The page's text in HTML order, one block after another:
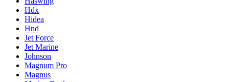
Hdx
Hidea
Hnd
Jet Force
Jet Marine
Johnson
Magnum Pro
Magnus